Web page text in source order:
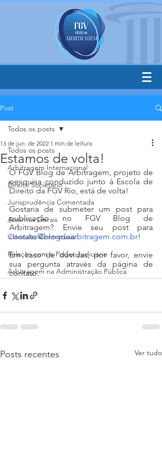
Post
Todos os posts
Arbitragem Internacional
Direito Societário
Jurisprudência Comentada
Assuntos Gerais
Cláusulas Contratuais
Relação com o Poder Judiciário
Arbitragem na Administração Pública
Todos os posts
Estamos de volta!
13 de jun. de 2022 1 min de leitura
O FGV Blog de Arbitragem, projeto de
pesquisa conduzido junto à Escola de
Direito da FGV Rio, está de volta!
Gostaria de submeter um post para
publicação no FGV Blog de
contato@blogdearbitragem.com.br!
Em caso de dúvidas, por favor, envie
sua pergunta através da página de
contato.
Posts recentes Ver tudo